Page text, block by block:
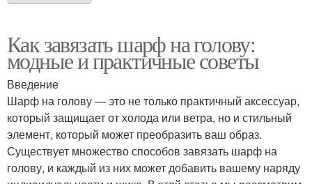
Как завязать шарф на голову:
модные и практичные советы
Введение
Шарф на голову — это не только практичный аксессуар,
который защищает от холода или ветра, но и стильный
элемент, который может преобразить ваш образ.
Существует множество способов завязать шарф на
голову, и каждый из них может добавить вашему наряду